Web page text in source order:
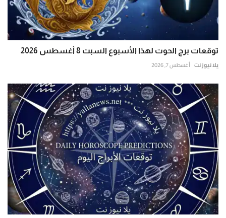
توقعات برج الحوت لهذا الأسبوع السبت 8 أغسطس 2026
يلا نيوز نت أغسطس 7, 2026